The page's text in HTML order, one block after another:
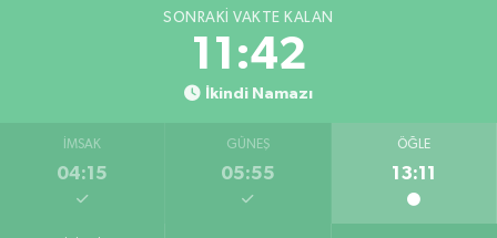
SONRAKI VAKTE KALAN
11:41
İkindi Namazı
İMSAK
04:15
GÜNEŞ
05:55
ÖĞLE
13:11